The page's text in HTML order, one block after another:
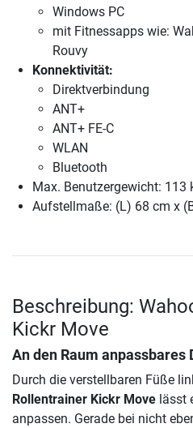
Windows PC
mit Fitnessapps wie:
Rouvy
Konnektivität:
Direktverbindung
ANT+
ANT+ FE-C
WLAN
Bluetooth
Max. Benutzergewicht: 113
Aufstellmaße: (L) 68 cm x
Beschreibung:
Kickr Move
An den Raum anpassbares
Durch die verstellbaren Füße
Rollentrainer Kickr Move lässt
anpassen. Gerade bei nicht